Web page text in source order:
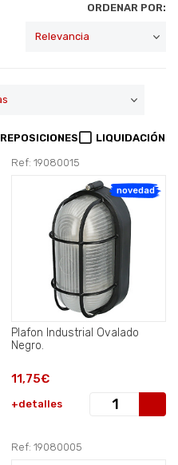
ORDENAR POR:
REPOSICIONES LIQUIDACIÓN
Ref: 19080015
novedad
Plafon Industrial Ovalado
Negro.
11,75€
+detalles
Ref: 19080005